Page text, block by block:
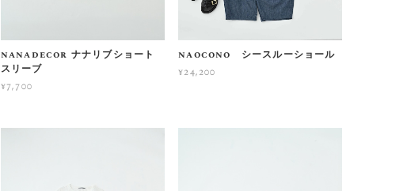
nanadecor ナナリブショート
スリーブ
¥7,700
naocono シースルーショール
¥24,200